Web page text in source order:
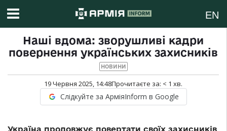
EN
Наші вдома: зворушливі кадри
повернення українських захисників
НОВИНИ
19 Червня 2025, 14:48Прочитаєте за: < 1 хв.
Слідкуйте за АрміяInform в Google
Україна продовжує повертати своїх захисників